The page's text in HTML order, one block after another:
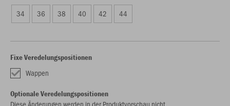
34 36 38 40 42 44
Fixe Veredelungspositionen
Wappen
Optionale Veredelungspositionen
Diese Änderungen werden in der Produktvorschau nicht